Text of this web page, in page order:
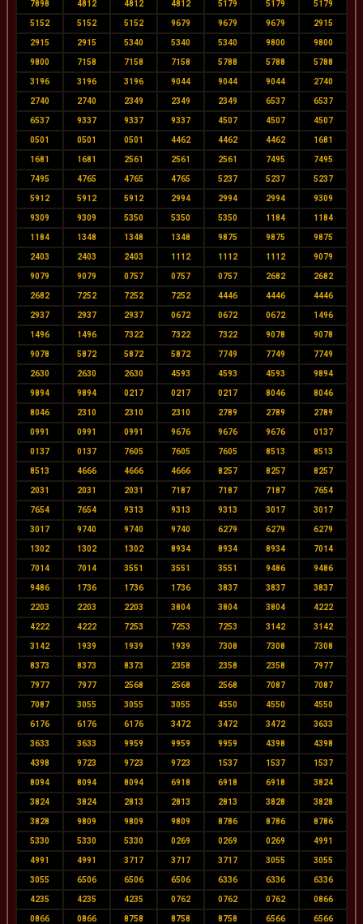
7898 4812 4812 4812 5179 5179 5179
5152 5152 5152 9679 9679 9679 2915
2915 2915 5340 5340 5340 9800 9800
9800 7158 7158 7158 5788 5788 5788
3196 3196 3196 9044 9044 9044 2740
2740 2740 2349 2349 2349 6537 6537
6537 9337 9337 9337 4507 4507 4507
0501 0501 0501 4462 4462 4462 1681
1681 1681 2561 2561 2561 7495 7495
7495 4765 4765 4765 5237 5237 5237
5912 5912 5912 2994 2994 2994 9309
9309 9309 5350 5350 5350 1184 1184
1184 1348 1348 1348 9875 9875 9875
2403 2403 2403 1112 1112 1112 9079
9079 9079 0757 0757 0757 2682 2682
2682 7252 7252 7252 4446 4446 4446
2937 2937 2937 0672 0672 0672 1496
1496 1496 7322 7322 7322 9078 9078
9078 5872 5872 5872 7749 7749 7749
2630 2630 2630 4593 4593 4593 9894
9894 9894 0217 0217 0217 8046 8046
8046 2310 2310 2310 2789 2789 2789
0991 0991 0991 9676 9676 9676 0137
0137 0137 7605 7605 7605 8513 8513
8513 4666 4666 4666 8257 8257 8257
2031 2031 2031 7187 7187 7187 7654
7654 7654 9313 9313 9313 3017 3017
3017 9740 9740 9740 6279 6279 6279
1302 1302 1302 8934 8934 8934 7014
7014 7014 3551 3551 3551 9486 9486
9486 1736 1736 1736 3837 3837 3837
2203 2203 2203 3804 3804 3804 4222
4222 4222 7253 7253 7253 3142 3142
3142 1939 1939 1939 7308 7308 7308
8373 8373 8373 2358 2358 2358 7977
7977 7977 2568 2568 2568 7087 7087
7087 3055 3055 3055 4550 4550 4550
6176 6176 6176 3472 3472 3472 3633
3633 3633 9959 9959 9959 4398 4398
4398 9723 9723 9723 1537 1537 1537
8094 8094 8094 6918 6918 6918 3824
3824 3824 2813 2813 2813 3828 3828
3828 9809 9809 9809 8786 8786 8786
5330 5330 5330 0269 0269 0269 4991
4991 4991 3717 3717 3717 3055 3055
3055 6506 6506 6506 6336 6336 6336
4235 4235 4235 0762 0762 0762 0866
0866 0866 8758 8758 8758 6566 6566